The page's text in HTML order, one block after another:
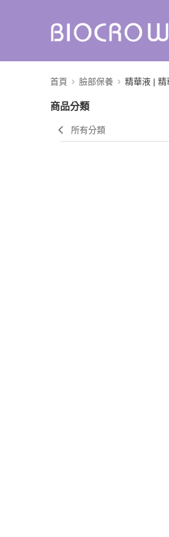
首頁 臉部保養 精華液 | 精
商品分類
所有分類